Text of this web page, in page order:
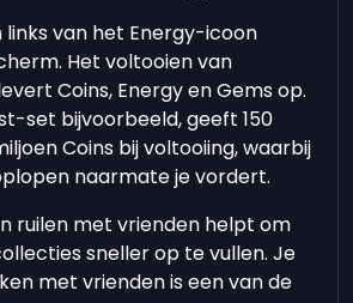
links van het Energy-icoon
Het voltooien van
Coins, Energy en Gems op.
set bijvoorbeeld, geeft 150
Coins bij voltooiing, waarbij
naarmate je vordert.
ruilen met vrienden helpt om
sneller op te vullen. Je
met vrienden is een van de